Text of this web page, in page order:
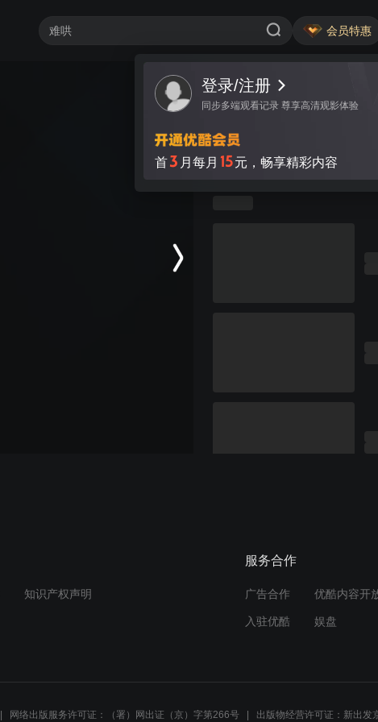
会员特惠
登录/注册
同步多端观看记录 尊享高清观影体验
首3 月每月 15元，畅享精彩内容
知识产权声明
服务合作
广告合作 优酷内容开
入驻优酷 娱盘
网络出版服务许可证：（署）网出证（京）字第266号 出版物经营许可证：新出发